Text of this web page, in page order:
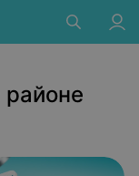
районе